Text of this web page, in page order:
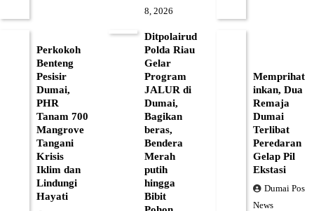
8, 2026
Perkokoh
Benteng
Pesisir
Dumai,
PHR
Tanam 700
Mangrove
Tangani
Krisis
Iklim dan
Lindungi
Hayati
Ditpolairud
Polda Riau
Gelar
Program
JALUR di
Dumai,
Bagikan
beras,
Bendera
Merah
putih
hingga
Bibit
Memprihat
inkan, Dua
Remaja
Dumai
Terlibat
Peredaran
Gelap Pil
Ekstasi
Dumai Pos
News